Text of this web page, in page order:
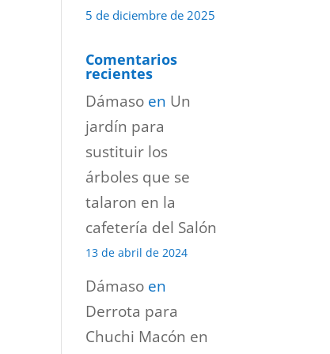
5 de diciembre de 2025
Comentarios
recientes
Dámaso en Un
jardín para
sustituir los
árboles que se
talaron en la
cafetería del Salón
13 de abril de 2024
Dámaso en
Derrota para
Chuchi Macón en